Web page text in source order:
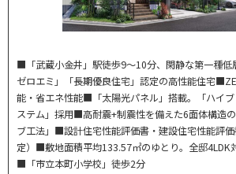
■「武蔵小金井」駅徒歩9～10分、閑静な第一種
ゼロエミ」「長期優良住宅」認定の高性能住宅
能・省エネ性能■「太陽光パネル」搭載。「ハイ
ステム」採用■高耐震+制震性を備えた6面体構造
ブ工法」■設計住宅性能評価書・建設住宅性能評
定）■敷地面積平均133.57㎡のゆとり。全邸4LDK
■「市立本町小学校」徒歩2分